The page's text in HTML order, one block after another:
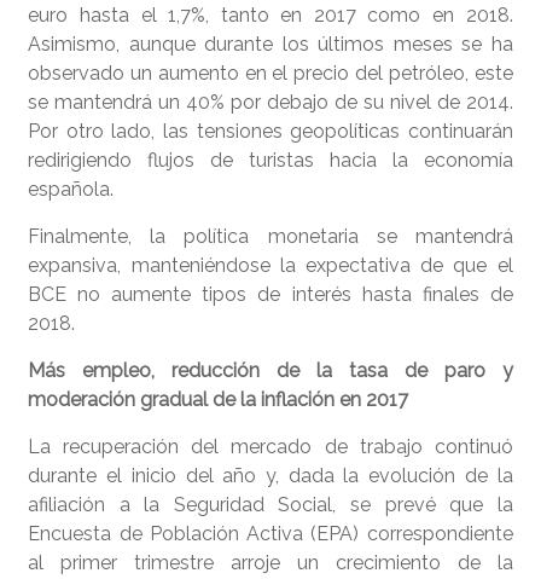
euro hasta el 1,7%, tanto en 2017 como en 2018.
Asimismo, aunque durante los últimos meses se ha
observado un aumento en el precio del petróleo, este
se mantendrá un 40% por debajo de su nivel de 2014.
Por otro lado, las tensiones geopolíticas continuarán
redirigiendo flujos de turistas hacia la economía
española.
Finalmente, la política monetaria se mantendrá
expansiva, manteniéndose la expectativa de que el
BCE no aumente tipos de interés hasta finales de
2018.
Más empleo, reducción de la tasa de paro y
moderación gradual de la inflación en 2017
La recuperación del mercado de trabajo continuó
durante el inicio del año y, dada la evolución de la
afiliación a la Seguridad Social, se prevé que la
Encuesta de Población Activa (EPA) correspondiente
al primer trimestre arroje un crecimiento de la